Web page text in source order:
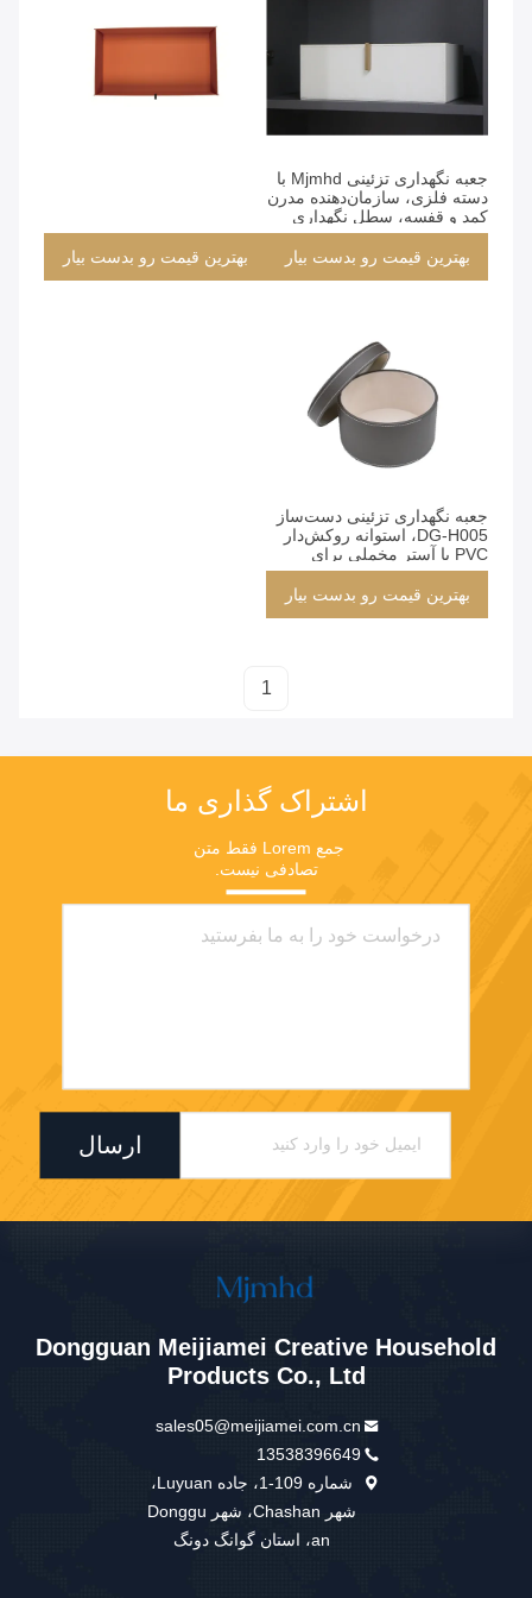
جعبه نگهداری تزئینی Mjmhd با
دسته فلزی، سازمان‌دهنده مدرن
کمد و قفسه، سطل نگهداری
پارچه ای چرم مصنوعی برای
سازماندهی خانه، سفید (YG-
H027A)
بهترین قیمت رو بدست بیار بهترین قیمت رو بدست بیار
جعبه نگهداری تزئینی دست‌ساز
DG-H005، استوانه روکش‌دار
PVC با آستر مخملی برای
سازماندهی شیک خانه
بهترین قیمت رو بدست بیار
1
اشتراک گذاری ما
تصادفی نیست.
ارسال
Dongguan Meijiamei Creative Household
Products Co., Ltd
sales05@meijiamei.com.cn
13538396649
شماره 109-1، جاده Luyuan،
شهر Chashan، شهر Donggu
an، استان گوانگ دونگ